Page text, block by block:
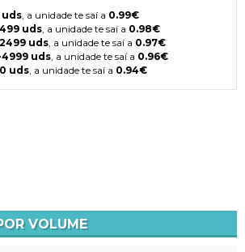
uds, a unidade te saí a 0.99€
uds, a unidade te saí a 0.98€
uds, a unidade te saí a 0.97€
uds, a unidade te saí a 0.96€
uds, a unidade te saí a 0.94€
VOLUME